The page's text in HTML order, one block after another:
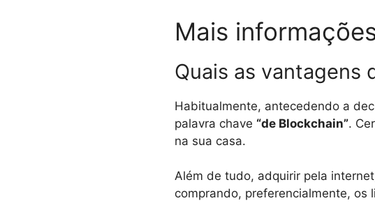
Mais
Quais as vantagens
Habitualmente, antecedendo a
palavra chave “de Blockchain”.
na sua casa.
Além de tudo, adquirir pela
comprando, preferencialmente, os